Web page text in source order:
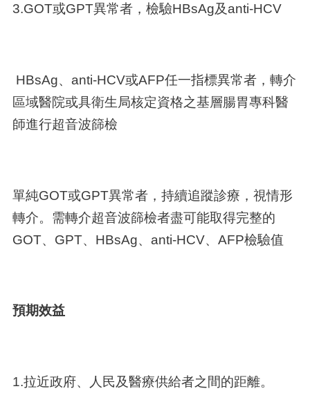
3.GOT或GPT異常者，檢驗HBsAg及anti-HCV
HBsAg、anti-HCV或AFP任一指標異常者，轉介
區域醫院或具衛生局核定資格之基層腸胃專科醫
師進行超音波篩檢
單純GOT或GPT異常者，持續追蹤診療，視情形
轉介。需轉介超音波篩檢者盡可能取得完整的
GOT、GPT、HBsAg、anti-HCV、AFP檢驗值
預期效益
1.拉近政府、人民及醫療供給者之間的距離。